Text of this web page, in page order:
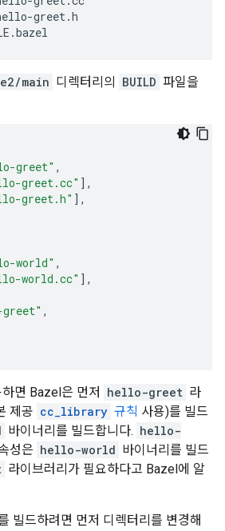
greet.h
main 디렉터리의 BUILD 파일을
greet" ,
greet.cc" ],
greet.h" ],
world" ,
world.cc" ],
,
면 Bazel은 먼저 hello-greet 라
제공 cc_library 규칙 사용)를 빌드
바이너리를 빌드합니다. hello-
성은 hello-world 바이너리를 빌드
라이브러리가 필요하다고 Bazel에 알
빌드하려면 먼저 디렉터리를 변경해